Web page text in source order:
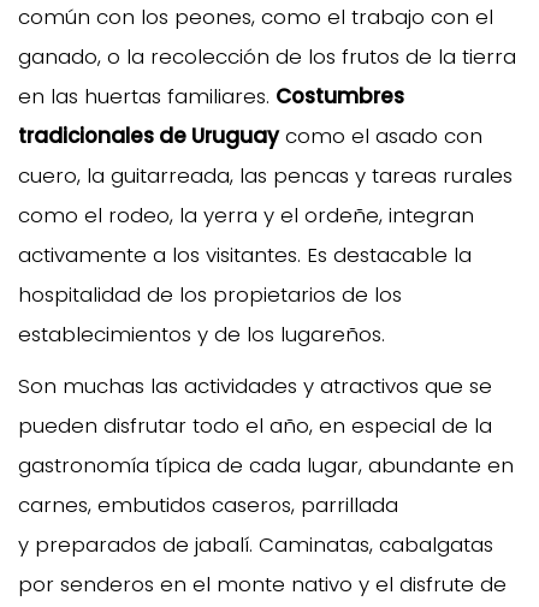
común con los peones, como el trabajo con el
ganado, o la recolección de los frutos de la tierra
en las huertas familiares. Costumbres
tradicionales de Uruguaycomo el asado con
cuero, la guitarreada, las pencas y tareas rurales
como el rodeo, la yerra y el ordeñe, integran
activamente a los visitantes. Es destacable la
hospitalidad de los propietarios de los
establecimientos y de los lugareños.
Son muchas las actividades y atractivos que se
pueden disfrutar todo el año, en especial de la
gastronomía típica de cada lugar, abundante en
carnes, embutidos caseros, parrillada
y preparados de jabalí. Caminatas, cabalgatas
por senderos en el monte nativo y el disfrute de